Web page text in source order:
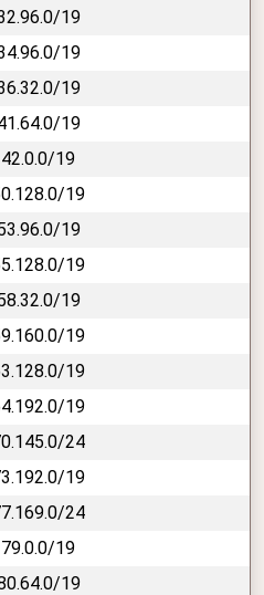
19
19
19
19
19
19
19
19
19
19
19
19
24
19
24
19
19